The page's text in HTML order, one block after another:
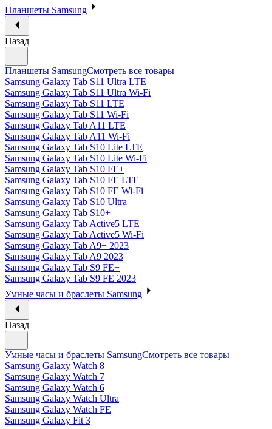
Планшеты Samsung
Назад
Планшеты SamsungСмотреть все товары
Samsung Galaxy Tab S11 Ultra LTE
Samsung Galaxy Tab S11 Ultra Wi-Fi
Samsung Galaxy Tab S11 LTE
Samsung Galaxy Tab S11 Wi-Fi
Samsung Galaxy Tab A11 LTE
Samsung Galaxy Tab A11 Wi-Fi
Samsung Galaxy Tab S10 Lite LTE
Samsung Galaxy Tab S10 Lite Wi-Fi
Samsung Galaxy Tab S10 FE+
Samsung Galaxy Tab S10 FE LTE
Samsung Galaxy Tab S10 FE Wi-Fi
Samsung Galaxy Tab S10 Ultra
Samsung Galaxy Tab S10+
Samsung Galaxy Tab Active5 LTE
Samsung Galaxy Tab Active5 Wi-Fi
Samsung Galaxy Tab A9+ 2023
Samsung Galaxy Tab A9 2023
Samsung Galaxy Tab S9 FE+
Samsung Galaxy Tab S9 FE 2023
Умные часы и браслеты Samsung
Назад
Умные часы и браслеты SamsungСмотреть все товары
Samsung Galaxy Watch 8
Samsung Galaxy Watch 7
Samsung Galaxy Watch 6
Samsung Galaxy Watch Ultra
Samsung Galaxy Watch FE
Samsung Galaxy Fit 3